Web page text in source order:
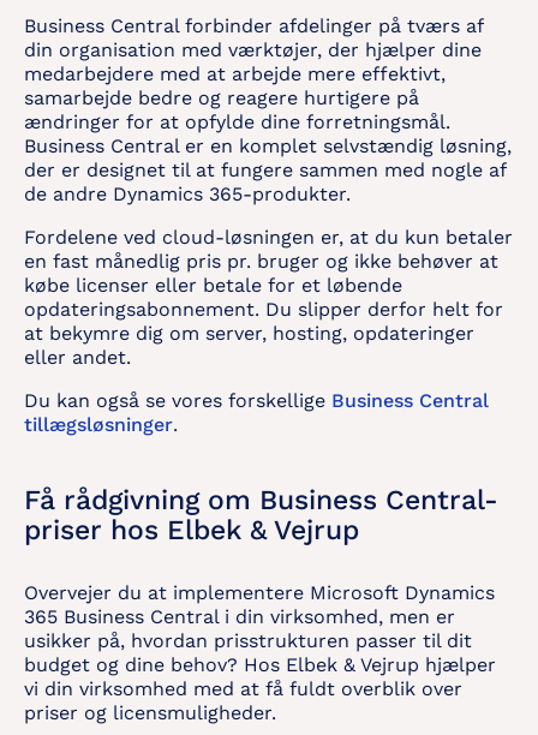
Business Central forbinder afdelinger på tværs af
din organisation med værktøjer, der hjælper dine
medarbejdere med at arbejde mere effektivt,
samarbejde bedre og reagere hurtigere på
ændringer for at opfylde dine forretningsmål.
Business Central er en komplet selvstændig løsning,
der er designet til at fungere sammen med nogle af
de andre Dynamics 365-produkter.
Fordelene ved cloud-løsningen er, at du kun betaler
en fast månedlig pris pr. bruger og ikke behøver at
købe licenser eller betale for et løbende
opdateringsabonnement. Du slipper derfor helt for
at bekymre dig om server, hosting, opdateringer
eller andet.
Du kan også se vores forskellige Business Central
tillægsløsninger.
Få rådgivning om Business Central-
priser hos Elbek & Vejrup
Overvejer du at implementere Microsoft Dynamics
365 Business Central i din virksomhed, men er
usikker på, hvordan prisstrukturen passer til dit
budget og dine behov? Hos Elbek & Vejrup hjælper
vi din virksomhed med at få fuldt overblik over
priser og licensmuligheder.